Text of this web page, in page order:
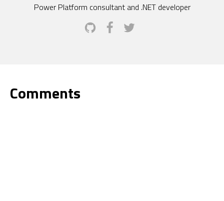
Power Platform consultant and .NET developer
Comments